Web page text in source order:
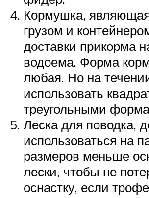
Кормушка,
грузом и
доставки прикорма
водоема. Форма
любая. Но на
использовать
треугольными
Леска для поводка,
использоваться на
размеров меньше
лески, чтобы не
оснастку, если